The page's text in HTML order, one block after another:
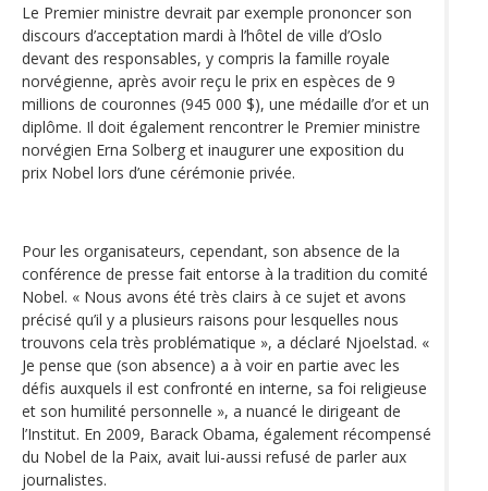
Le Premier ministre devrait par exemple prononcer son
discours d’acceptation mardi à l’hôtel de ville d’Oslo
devant des responsables, y compris la famille royale
norvégienne, après avoir reçu le prix en espèces de 9
millions de couronnes (945 000 $), une médaille d’or et un
diplôme. Il doit également rencontrer le Premier ministre
norvégien Erna Solberg et inaugurer une exposition du
prix Nobel lors d’une cérémonie privée.
Pour les organisateurs, cependant, son absence de la
conférence de presse fait entorse à la tradition du comité
Nobel. « Nous avons été très clairs à ce sujet et avons
précisé qu’il y a plusieurs raisons pour lesquelles nous
trouvons cela très problématique », a déclaré Njoelstad. «
Je pense que (son absence) a à voir en partie avec les
défis auxquels il est confronté en interne, sa foi religieuse
et son humilité personnelle », a nuancé le dirigeant de
l’Institut. En 2009, Barack Obama, également récompensé
du Nobel de la Paix, avait lui-aussi refusé de parler aux
journalistes.